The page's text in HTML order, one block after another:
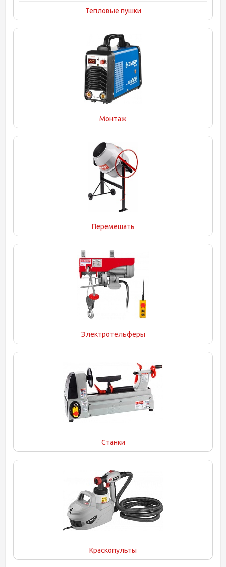
Тепловые пушки
Монтаж
Перемешать
Электротельферы
Станки
Краскопульты